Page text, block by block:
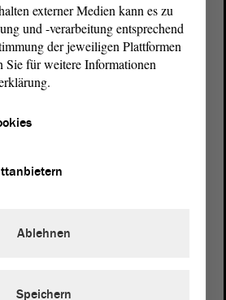
Anhalt
560 - 0
externer Medien kann es zu
und -verarbeitung entsprechend
der jeweiligen Plattformen
Sie für weitere Informationen
Ablehnen
Speichern